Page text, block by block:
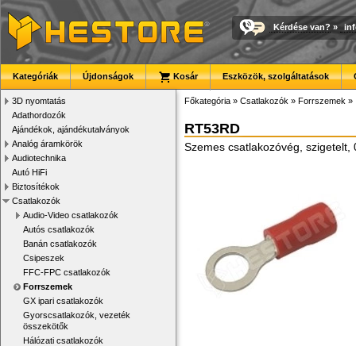
Kérdése van? »
Kategóriák Újdonságok Kosár Eszközök, szolgáltatások
3D nyomtatás
Adathordozók
Ajándékok, ajándékutalványok
Analóg áramkörök
Audiotechnika
Autó HiFi
Biztosítékok
Csatlakozók
Audio-Video csatlakozók
Autós csatlakozók
Banán csatlakozók
Csipeszek
FFC-FPC csatlakozók
Forrszemek
GX ipari csatlakozók
Gyorscsatlakozók, vezeték
összekötők
Hálózati csatlakozók
Főkategória » Csatlakozók » Forrszemek »
RT53RD
Szemes csatlakozóvég,